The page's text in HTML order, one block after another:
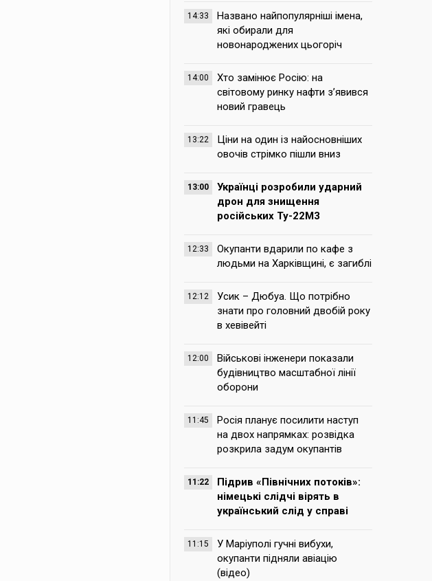
14:33
Названо найпопулярніші імена,
які обирали для
новонароджених цьогоріч
14:00
Хто замінює Росію: на
світовому ринку нафти з’явився
новий гравець
13:22
Ціни на один із найосновніших
овочів стрімко пішли вниз
13:00
Українці розробили ударний
дрон для знищення
російських Ту-22М3
12:33
Окупанти вдарили по кафе з
людьми на Харківщині, є загиблі
12:12
Усик – Дюбуа. Що потрібно
знати про головний двобій року
в хевівейті
12:00
Військові інженери показали
будівництво масштабної лінії
оборони
11:45
Росія планує посилити наступ
на двох напрямках: розвідка
розкрила задум окупантів
11:22
Підрив «Північних потоків»:
німецькі слідчі вірять в
український слід у справі
11:15
У Маріуполі гучні вибухи,
окупанти підняли авіацію
(відео)